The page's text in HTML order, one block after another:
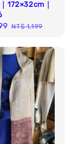
172×32cm｜
Regular
NT$ 1,199